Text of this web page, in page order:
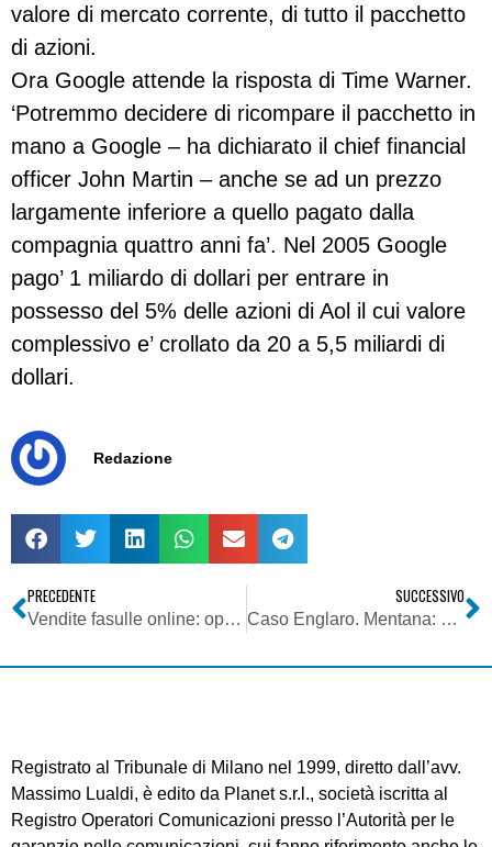
valore di mercato corrente, di tutto il pacchetto
di azioni.
Ora Google attende la risposta di Time Warner.
‘Potremmo decidere di ricompare il pacchetto in
mano a Google – ha dichiarato il chief financial
officer John Martin – anche se ad un prezzo
largamente inferiore a quello pagato dalla
compagnia quattro anni fa’. Nel 2005 Google
pago’ 1 miliardo di dollari per entrare in
possesso del 5% delle azioni di Aol il cui valore
complessivo e’ crollato da 20 a 5,5 miliardi di
dollari.
Redazione
PRECEDENTE
Vendite fasulle online: operazione della Guardia di finanza
SUCCESSIVO
Caso Englaro. Mentana: Mediaset non cambia palinsesto, mi dimetto
Registrato al Tribunale di Milano nel 1999, diretto dall’avv.
Massimo Lualdi, è edito da Planet s.r.l., società iscritta al
Registro Operatori Comunicazioni presso l’Autorità per le